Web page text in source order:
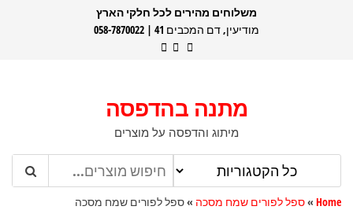
משלוחים מהירים לכל חלקי הארץ
מודיעין, דם המכבים 41 | 058-7870022
מתנה בהדפסה
מיתוג והדפסה על מוצרים
Home
»ספל לפורים שמח מסכה »ספל לפורים שמח מסכה